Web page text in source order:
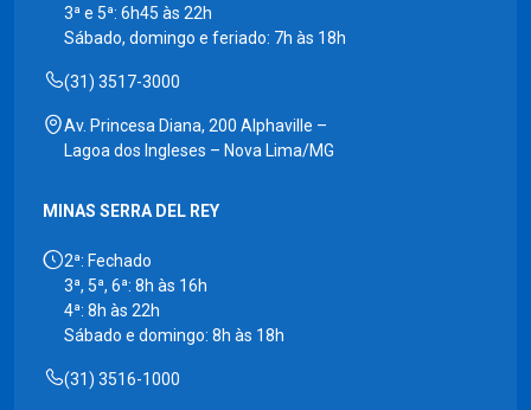
3ª e 5ª: 6h45 às 22h
Sábado, domingo e feriado: 7h às 18h
(31) 3517-3000
Av. Princesa Diana, 200 Alphaville –
Lagoa dos Ingleses – Nova Lima/MG
MINAS SERRA DEL REY
2ª: Fechado
3ª, 5ª, 6ª: 8h às 16h
4ª: 8h às 22h
Sábado e domingo: 8h às 18h
(31) 3516-1000